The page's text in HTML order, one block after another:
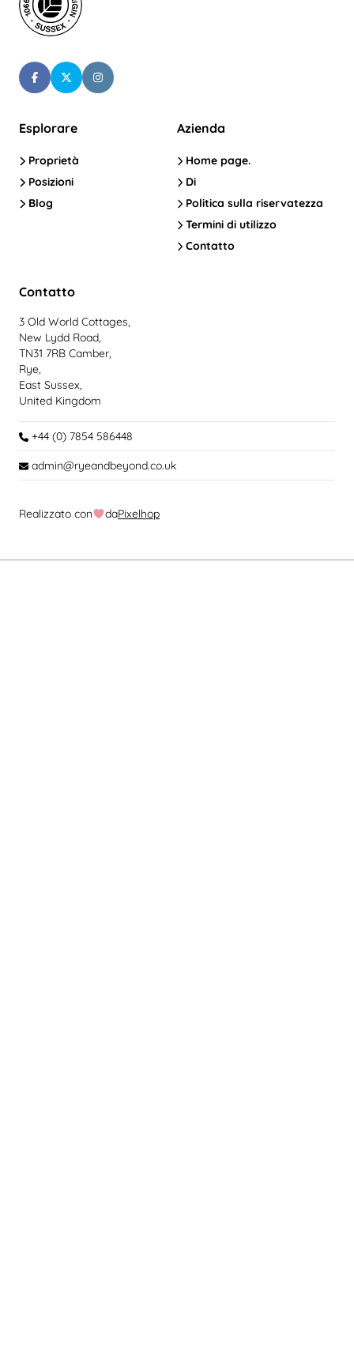
Esplorare
Proprietà
Posizioni
Blog
Azienda
Home page.
Di
Politica sulla riservatezza
Termini di utilizzo
Contatto
Contatto
3 Old World Cottages,
New Lydd Road,
TN31 7RB Camber,
Rye,
East Sussex,
United Kingdom
+44 (0) 7854 586448
admin@ryeandbeyond.co.uk
Realizzato con daPixelhop